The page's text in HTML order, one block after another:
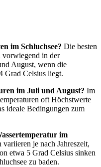
im Schluchsee? Die besten
vorwiegend in der
August, wenn die
Grad Celsius liegt.
im Juli und August? Im
oft Höchstwerte
ideale Bedingungen zum
im
variieren je nach Jahreszeit,
etwa 5 Grad Celsius sinken
zu baden.